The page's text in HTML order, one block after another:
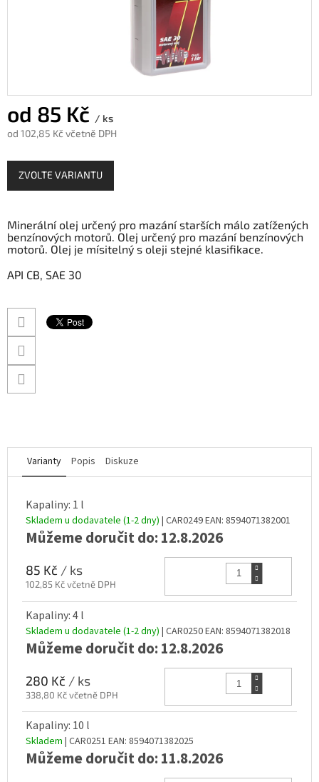
od 85 Kč / ks
od 102,85 Kč včetně DPH
ZVOLTE VARIANTU
Minerální olej určený pro mazání starších málo zatížených
benzínových motorů. Olej určený pro mazání benzínových
motorů. Olej je mísitelný s oleji stejné klasifikace.
API CB, SAE 30
Varianty Popis Diskuze
Kapaliny: 1 l
Skladem u dodavatele (1-2 dny) | CAR0249EAN: 8594071382001
Můžeme doručit do: 12.8.2026
85 Kč / ks
102,85 Kč včetně DPH
Kapaliny: 4 l
Skladem u dodavatele (1-2 dny) | CAR0250EAN: 8594071382018
Můžeme doručit do: 12.8.2026
280 Kč / ks
338,80 Kč včetně DPH
Kapaliny: 10 l
Skladem | CAR0251 EAN: 8594071382025
Můžeme doručit do: 11.8.2026